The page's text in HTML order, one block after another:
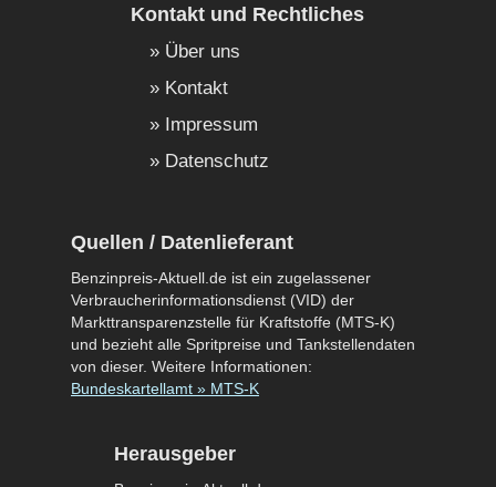
Kontakt und Rechtliches
Über uns
Kontakt
Impressum
Datenschutz
Quellen / Datenlieferant
Benzinpreis-Aktuell.de ist ein zugelassener
Verbraucherinformationsdienst (VID) der
Markttransparenzstelle für Kraftstoffe (MTS-K)
und bezieht alle Spritpreise und Tankstellendaten
von dieser. Weitere Informationen:
Bundeskartellamt » MTS-K
Herausgeber